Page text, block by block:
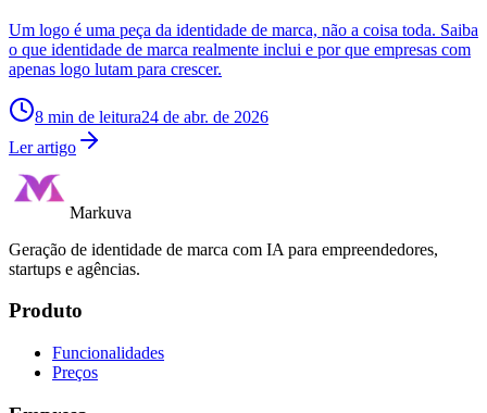
Um logo é uma peça da identidade de marca, não a coisa toda. Saiba
o que identidade de marca realmente inclui e por que empresas com
apenas logo lutam para crescer.
8 min de leitura24 de abr. de 2026
Ler artigo
Markuva
Geração de identidade de marca com IA para empreendedores,
startups e agências.
Produto
Funcionalidades
Preços